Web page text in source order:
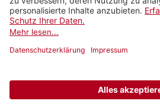
Rechtliches
Netiquette